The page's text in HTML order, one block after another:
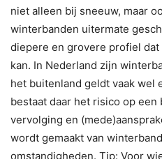
niet alleen bij sneeuw, maar
winterbanden uitermate
diepere en grovere profiel
kan. In Nederland zijn
het buitenland geldt vaak wel
bestaat daar het risico op
vervolging en
wordt gemaakt van
omstandigheden. Tip: Voor